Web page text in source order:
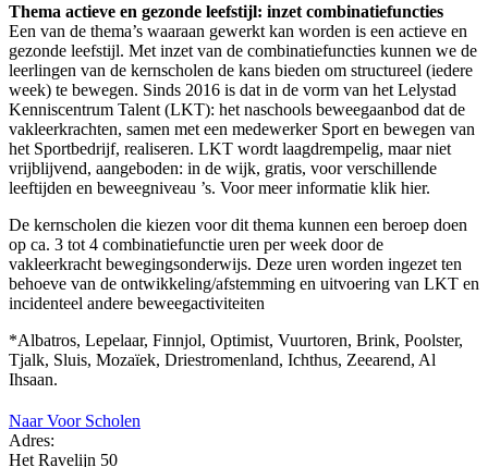
Thema actieve en gezonde leefstijl: inzet combinatiefuncties
Een van de thema’s waaraan gewerkt kan worden is een actieve en
gezonde leefstijl. Met inzet van de combinatiefuncties kunnen we de
leerlingen van de kernscholen de kans bieden om structureel (iedere
week) te bewegen. Sinds 2016 is dat in de vorm van het Lelystad
Kenniscentrum Talent (LKT): het naschools beweegaanbod dat de
vakleerkrachten, samen met een medewerker Sport en bewegen van
het Sportbedrijf, realiseren. LKT wordt laagdrempelig, maar niet
vrijblijvend, aangeboden: in de wijk, gratis, voor verschillende
leeftijden en beweegniveau ’s. Voor meer informatie klik hier.
De kernscholen die kiezen voor dit thema kunnen een beroep doen
op ca. 3 tot 4 combinatiefunctie uren per week door de
vakleerkracht bewegingsonderwijs. Deze uren worden ingezet ten
behoeve van de ontwikkeling/afstemming en uitvoering van LKT en
incidenteel andere beweegactiviteiten
*Albatros, Lepelaar, Finnjol, Optimist, Vuurtoren, Brink, Poolster,
Tjalk, Sluis, Mozaïek, Driestromenland, Ichthus, Zeearend, Al
Ihsaan.
Naar Voor Scholen
Adres:
Het Ravelijn 50